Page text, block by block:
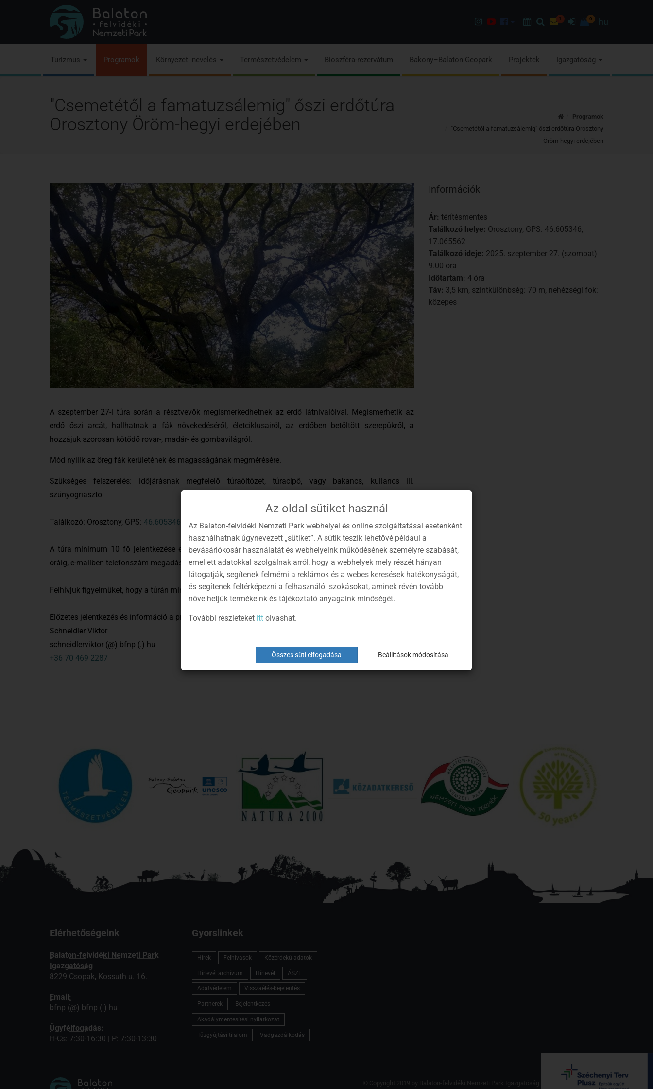
Instagram
YoutubeFacebookProgramok
Keresés
Hírlevél
1 Bejelentkezés
0 hu
Turizmus Programok Környezeti nevelés Természetvédelem Bioszféra-rezervátum Bakony–Balaton Geopark Projektek Igazgatóság
"Csemetétől a famatuzsálemig" őszi erdőtúra
Orosztony Öröm-hegyi erdejében
Kezdőoldal
Programok
"Csemetétől a famatuzsálemig" őszi erdőtúra Orosztony
Öröm-hegyi erdejében
A szeptember 27-i túra során a résztvevők megismerkedhetnek az erdő látnivalóival. Megismerhetik az
erdő őszi arcát, hallhatnak a fák növekedéséről, életciklusairól, az erdőben betöltött szerepükről, a
hozzájuk szorosan kötődő rovar-, madár- és gombavilágról.
Mód nyílik az öreg fák kerületének és magasságának megmérésére.
Szükséges felszerelés: időjárásnak megfelelő túraöltözet, túracipő, vagy bakancs, kullancs ill.
szúnyogriasztó.
Találkozó: Orosztony, GPS: 46.605346, 17.065562
A túra minimum 10 fő jelentkezése esetén indul! Jelentkezési határidő: a túrát megelőző napon 16:00
óráig, e-mailben telefonszám megadásával, vagy telefonon.
Felhívjuk figyelmüket, hogy a túrán mindenki a saját felelősségére vesz részt!
Előzetes jelentkezés és információ a programról:
Schneidler Viktor
schneidlerviktor (@) bfnp (.) hu
+36 70 469 2287
Információk
Ár: térítésmentes
Találkozó helye: Orosztony, GPS: 46.605346,
17.065562
Találkozó ideje: 2025. szeptember 27. (szombat)
9.00 óra
Időtartam: 4 óra
Táv: 3,5 km, szintkülönbség: 70 m, nehézségi fok:
közepes
Elérhetőségeink
Balaton-felvidéki Nemzeti Park
Igazgatóság
8229 Csopak, Kossuth u. 16.
Email:
bfnp (@) bfnp (.) hu
Ügyfélfogadás:
H-Cs: 7:30-16:30 | P: 7:30-13:30
Gyorslinkek
Hírek Felhívások Közérdekű adatok
Hírlevél archívum Hírlevél ÁSZF
Adatvédelem Visszaélés-bejelentés
Partnerek Bejelentkezés
Akadálymentesítési nyilatkozat
Tűzgyújtási tilalom Vadgazdálkodás
© Copyright 2019 by Balaton-felvidéki Nemzeti Park Igazgatóság. Minden jog fenntartva.
Az oldal sütiket használ
Az Balaton-felvidéki Nemzeti Park webhelyei és online szolgáltatásai esetenként
használhatnak úgynevezett „sütiket”. A sütik teszik lehetővé például a
bevásárlókosár használatát és webhelyeink működésének személyre szabását,
emellett adatokkal szolgálnak arról, hogy a webhelyek mely részét hányan
látogatják, segítenek felmérni a reklámok és a webes keresések hatékonyságát,
és segítenek feltérképezni a felhasználói szokásokat, aminek révén tovább
növelhetjük termékeink és tájékoztató anyagaink minőségét.
További részleteket itt olvashat.
Összes süti elfogadása Beállítások módosítása